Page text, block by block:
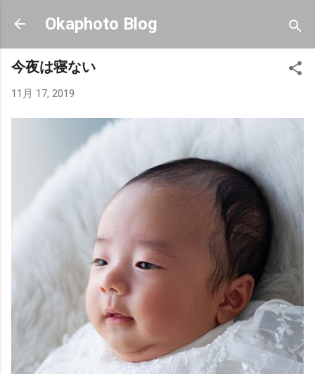
スキップしてメイン コンテンツに移動
Okaphoto Blog
今夜は寝ない
11月 17, 2019